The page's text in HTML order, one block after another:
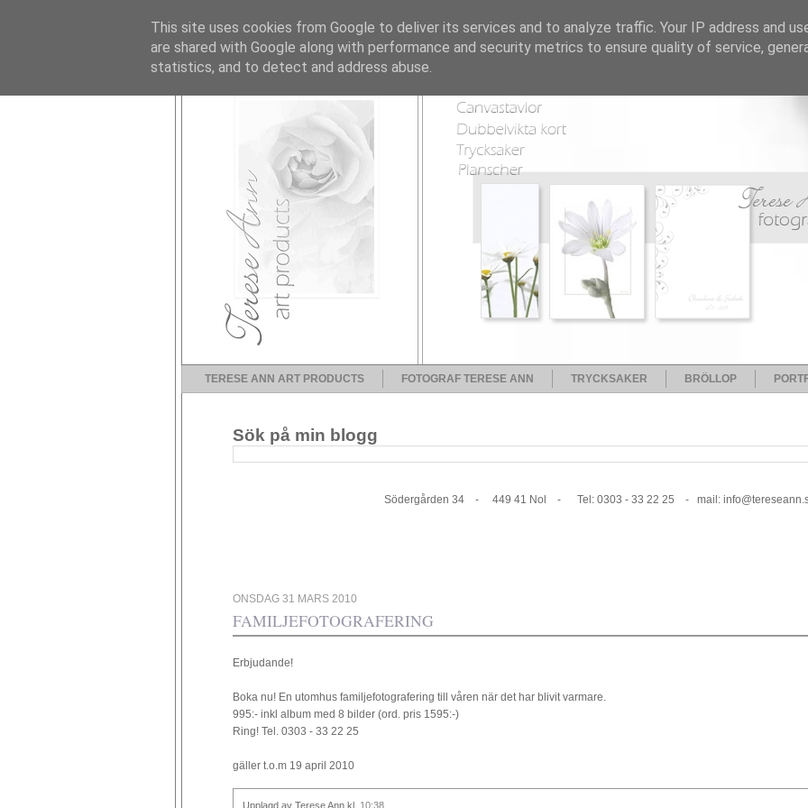
TERESE ANN ART PRODUCTS FOTOGRAF TERESE ANN TRYCKSAKER BRÖLLOP
Sök på min blogg
Södergården 34 - 449 41 Nol - Tel: 0303 - 33 22 25 - mail:
ONSDAG 31 MARS 2010
FAMILJEFOTOGRAFERING
Erbjudande!
Boka nu! En utomhus familjefotografering till våren när det har blivit varmare.
995:- inkl album med 8 bilder (ord. pris 1595:-)
Ring! Tel. 0303 - 33 22 25
gäller t.o.m 19 april 2010
Upplagd av Terese Ann kl. 10:38
This site uses cookies from Google to deliver its services and to analyze traffic. Your IP address and
are shared with Google along with performance and security metrics to ensure quality of service,
statistics, and to detect and address abuse.